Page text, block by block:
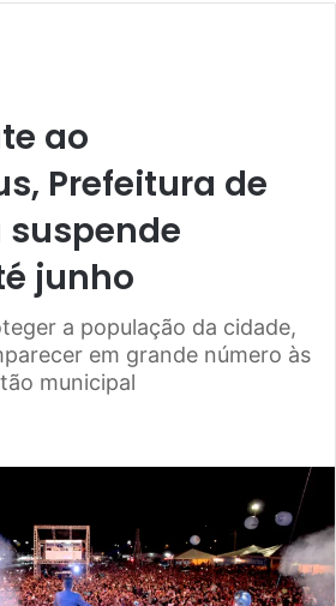
ao
Prefeitura de
junho
a população da cidade,
em grande número às
municipal